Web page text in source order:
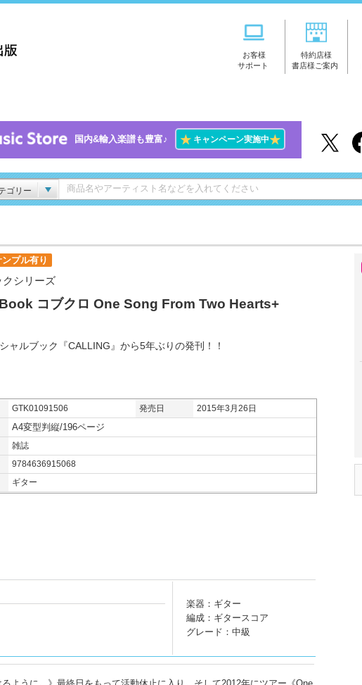
お客様
サポート
特約店様
書店様ご案内
国内&輸入楽譜も豊富♪ ★キャンペーン実施中★
ゴリー
ンプル有り
クシリーズ
コブクロ One Song From Two Hearts+
ャルブック『CALLING』から5年ぶりの発刊！！
GTK01091506 発売日
2015年3月26日
A4変型判縦/196ページ
雑誌
9784636915068
ギター
楽器：ギター
編成：ギタースコア
グレード：中級